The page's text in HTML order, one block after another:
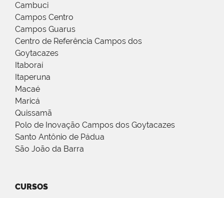
Cambuci
Campos Centro
Campos Guarus
Centro de Referência Campos dos
Goytacazes
Itaboraí
Itaperuna
Macaé
Maricá
Quissamã
Polo de Inovação Campos dos Goytacazes
Santo Antônio de Pádua
São João da Barra
CURSOS